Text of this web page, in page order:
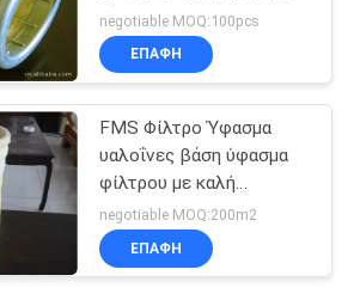
过滤
negotiable MOQ:100pcs
ΕΠΑΦΉ
FMS Φίλτρο Ύφασμα
υαλοΐνες βάση ύφασμα
φίλτρου με καλή
αναλογία και κατάλληλο
για διάφορες
βιομηχανικές εφαρμογές
negotiable MOQ:200m2
ΕΠΑΦΉ